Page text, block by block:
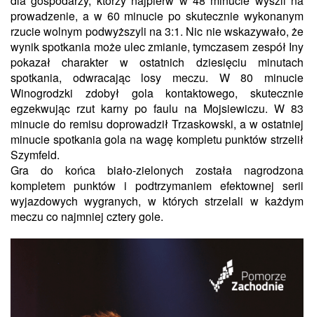
prowadzenie, a w 60 minucie po skutecznie wykonanym
rzucie wolnym podwyższyli na 3:1. Nic nie wskazywało, że
wynik spotkania może ulec zmianie, tymczasem zespół Iny
pokazał charakter w ostatnich dziesięciu minutach
spotkania, odwracając losy meczu. W 80 minucie
Winogrodzki zdobył gola kontaktowego, skutecznie
egzekwując rzut karny po faulu na Mojsiewiczu. W 83
minucie do remisu doprowadził Trzaskowski, a w ostatniej
minucie spotkania gola na wagę kompletu punktów strzelił
Szymfeld.
Gra do końca biało-zielonych została nagrodzona
kompletem punktów i podtrzymaniem efektownej serii
wyjazdowych wygranych, w których strzelali w każdym
meczu co najmniej cztery gole.